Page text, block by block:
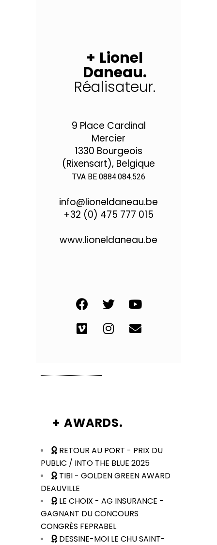
+ Lionel
Daneau.
Réalisateur.
9 Place Cardinal
Mercier
1330 Bourgeois
(Rixensart), Belgique
TVA BE 0884.084.526
info@lioneldaneau.be
+32 (0) 475 777 015
www.lioneldaneau.be
+ AWARDS.
RETOUR AU PORT - PRIX DU
PUBLIC / INTO THE BLUE 2025
TIBI - GOLDEN GREEN AWARD
DEAUVILLE
LE CHOIX - AG INSURANCE -
GAGNANT DU CONCOURS
CONGRÈS FEPRABEL
DESSINE-MOI LE CHU SAINT-